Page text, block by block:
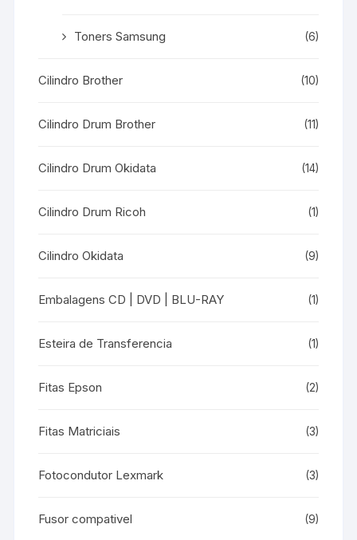
Toners Samsung (6)
Cilindro Brother (10)
Cilindro Drum Brother (11)
Cilindro Drum Okidata (14)
Cilindro Drum Ricoh (1)
Cilindro Okidata (9)
Embalagens CD | DVD | BLU-RAY (1)
Esteira de Transferencia (1)
Fitas Epson (2)
Fitas Matriciais (3)
Fotocondutor Lexmark (3)
Fusor compativel (9)